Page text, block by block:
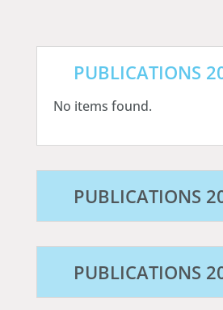
PUBLICATIONS
No items found.
PUBLICATIONS
PUBLICATIONS